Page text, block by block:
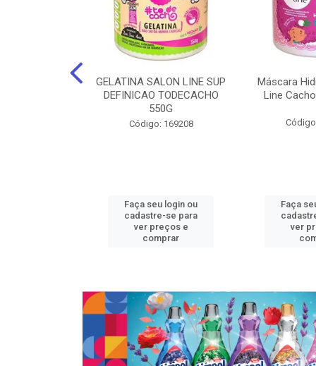
GELATINA SALON LINE SUP
DEFINICAO TODECACHO
550G
Código: 169208
Faça seu login ou
cadastre-se para
ver preços e
comprar
Máscara
Line
Faça
ver